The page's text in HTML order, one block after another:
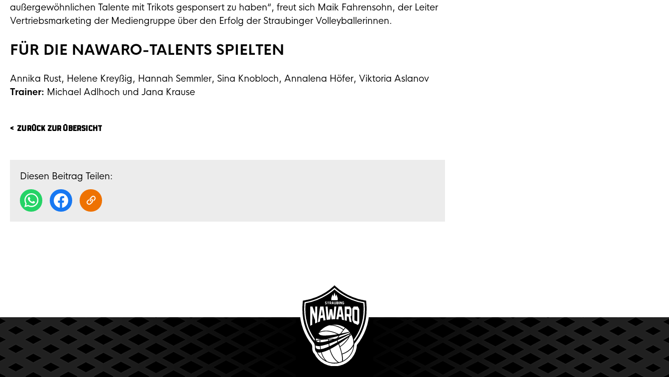
außergewöhnlichen Talente mit Trikots gesponsert zu haben“, freut sich Maik Fahrensohn, der Leiter
Vertriebsmarketing der Mediengruppe über den Erfolg der Straubinger Volleyballerinnen.
FÜR DIE NAWARO-TALENTS SPIELTEN
Annika Rust, Helene Kreyßig, Hannah Semmler, Sina Knobloch, Annalena Höfer, Viktoria Aslanov
Trainer: Michael Adlhoch und Jana Krause
ZURÜCK ZUR ÜBERSICHT
Diesen Beitrag Teilen: